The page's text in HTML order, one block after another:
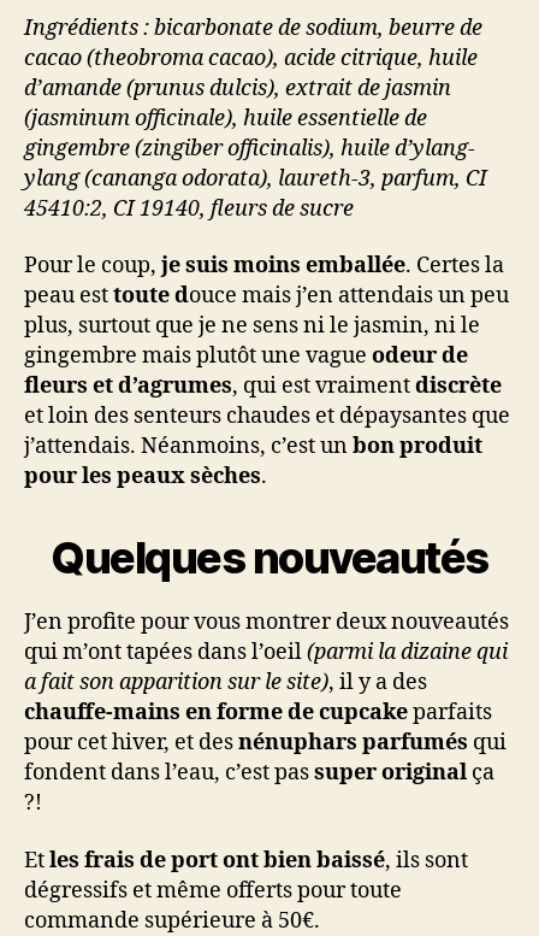
Ingrédients : bicarbonate de sodium, beurre de
cacao (theobroma cacao), acide citrique, huile
d’amande (prunus dulcis), extrait de jasmin
(jasminum officinale), huile essentielle de
gingembre (zingiber officinalis), huile d’ylang-
ylang (cananga odorata), laureth-3, parfum, CI
45410:2, CI 19140, fleurs de sucre
Pour le coup, je suis moins emballée. Certes la
peau esttoute douce mais j’en attendais un peu
plus, surtout que je ne sens ni le jasmin, ni le
gingembre mais plutôt une vague odeur de
fleurs et d’agrumes, qui est vraimentdiscrète
et loin des senteurs chaudes et dépaysantes que
j’attendais. Néanmoins, c’est unbon produit
pour les peaux sèches.
Quelques nouveautés
J’en profite pour vous montrer deux nouveautés
qui m’ont tapées dans l’oeil(parmi la dizaine qui
a fait son apparition sur le site), il y a des
chauffe-mains en forme de cupcakeparfaits
pour cet hiver, et desnénuphars parfumés qui
fondent dans l’eau, c’est passuper original ça
?!
Etles frais de port ont bien baissé, ils sont
dégressifs et même offerts pour toute
commande supérieure à 50€.